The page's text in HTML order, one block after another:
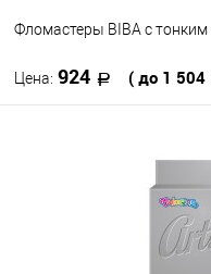
Фломастеры BIBA с
Цена: 924 ( до 1 504